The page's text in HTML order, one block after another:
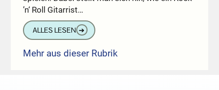
’n‘ Roll Gitarrist…
ALLES LESEN ➔
Mehr aus dieser Rubrik